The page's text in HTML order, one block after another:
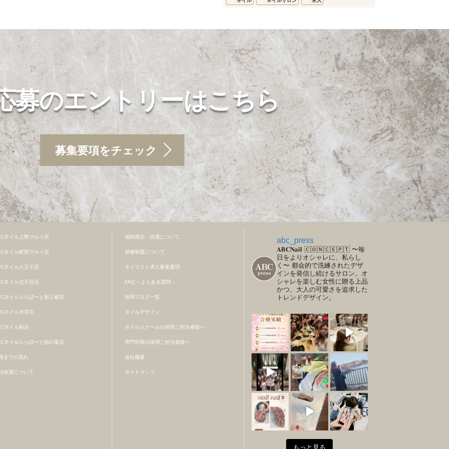
募のエントリーはこちら
募集要項をチェック
ネイル上野マルイ店
ネイル町田マルイ店
ネイル八王子店
ネイル北千住店
ネイルららぽーと新三郷店
ネイル大宮店
ネイル柏店
ネイルららぽーと柏の葉店
までの流れ
体系について
福利厚生・待遇について
研修制度について
ネイリスト求人募集要項
FAQ – よくある質問 –
採用ブログ一覧
ネイルデザイン
ネイルスクールの採用ご担当者様へ
専門学校の採用ご担当者様へ
会社概要
サイトマップ
abc_press
𝐀𝐁𝐂𝐍𝐚𝐢𝐥 🄲🄾🄽🄲🄴🄿🅃 〜毎
日をよりオシャレに、私らし
く〜 都会的で洗練されたデザ
インを発信し続けるサロン。オ
シャレを楽しむ女性に贈る上品
かつ、大人の可愛さを追求した
トレンドデザイン。
もっと見る